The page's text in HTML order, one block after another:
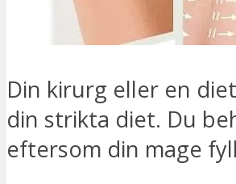
Din kirurg eller en
din strikta diet. Du
eftersom din mage